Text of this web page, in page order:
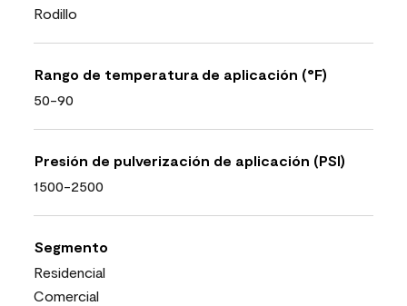
Rodillo
Rango de temperatura de aplicación (°F)
50-90
Presión de pulverización de aplicación (PSI)
1500-2500
Segmento
Residencial
Comercial